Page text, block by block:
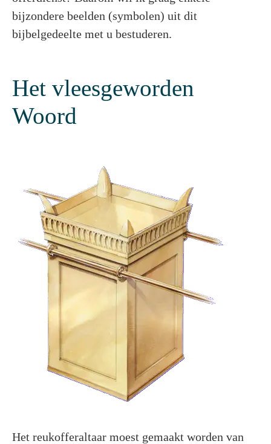
bijzondere beelden (symbolen) uit dit
bijbelgedeelte met u bestuderen.
Het vleesgeworden
Woord
Het reukofferaltaar moest gemaakt worden van